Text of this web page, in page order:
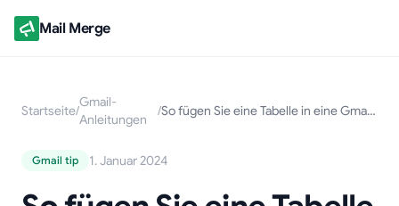
Mail Merge
Startseite/
Gmail-
Anleitungen
/ So fügen Sie eine Tabelle in eine Gmail-Nachricht ein
Gmail tip 1. Januar 2024